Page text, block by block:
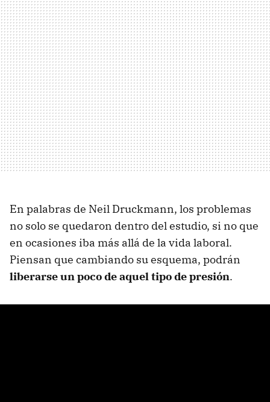
En palabras de Neil Druckmann, los problemas
no solo se quedaron dentro del estudio, si no que
en ocasiones iba más allá de la vida laboral.
Piensan que cambiando su esquema, podrán
liberarse un poco de aquel tipo de presión.